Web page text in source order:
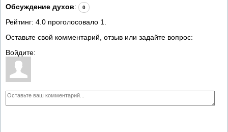
Обсуждение духов: 0
Рейтинг: 4.0 проголосовало 1
Оставьте свой комментарий, отзыв или задайте вопрос:
Войдите: